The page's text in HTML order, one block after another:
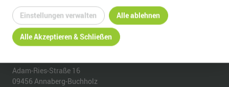
REGIONALMANAGEMENT ERZGEBIRGE
Adam-Ries-Straße 16
09456 Annaberg-Buchholz
Einstellungen verwalten Alle ablehnen
Alle Akzeptieren & Schließen